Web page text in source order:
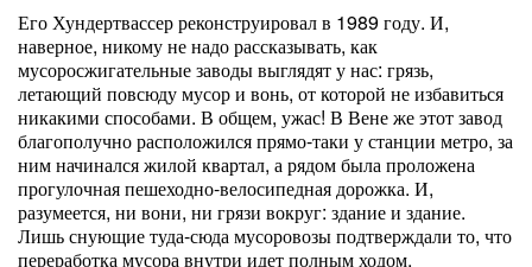
Его Хундертвассер реконструировал в 1989 году. И,
наверное, никому не надо рассказывать, как
мусоросжигательные заводы выглядят у нас: грязь,
летающий повсюду мусор и вонь, от которой не избавиться
никакими способами. В общем, ужас! В Вене же этот завод
благополучно расположился прямо-таки у станции метро, за
ним начинался жилой квартал, а рядом была проложена
прогулочная пешеходно-велосипедная дорожка. И,
разумеется, ни вони, ни грязи вокруг: здание и здание.
Лишь снующие туда-сюда мусоровозы подтверждали то, что
переработка мусора внутри идет полным ходом.